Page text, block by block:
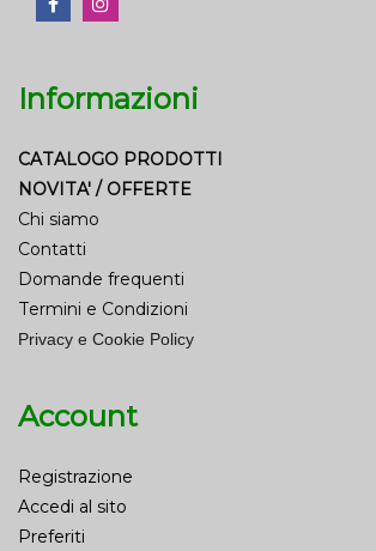
Informazioni
CATALOGO PRODOTTI
NOVITA' / OFFERTE
Chi siamo
Contatti
Domande frequenti
Termini e Condizioni
Privacy e Cookie Policy
Account
Registrazione
Accedi al sito
Preferiti